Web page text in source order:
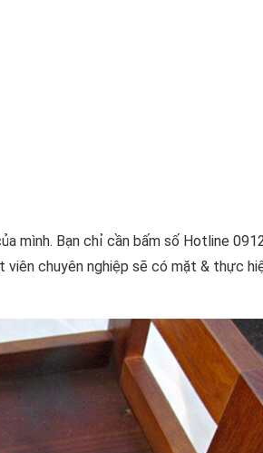
mình. Bạn chỉ cần bấm số Hotline
chuyên nghiệp sẽ có mặt & thực